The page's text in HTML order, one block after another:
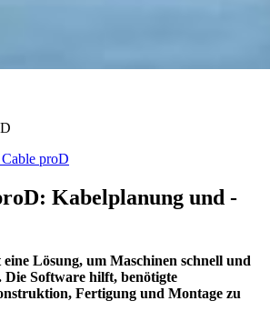
proD
Kabelplanung und -
Lösung, um Maschinen schnell und
Die Software hilft, benötigte
Fertigung und Montage zu